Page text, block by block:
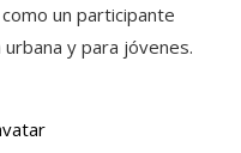
un participante
y para jóvenes.